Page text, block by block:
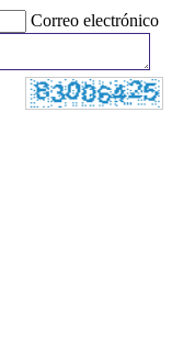
Correo electrónico